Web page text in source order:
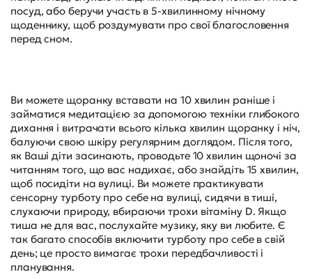
посуд, або беручи участь в 5-хвилинному нічному
щоденнику, щоб роздумувати про свої благословення
перед сном.
Ви можете щоранку вставати на 10 хвилин раніше і
займатися медитацією за допомогою техніки глибокого
дихання і витрачати всього кілька хвилин щоранку і ніч,
балуючи свою шкіру регулярним доглядом. Після того,
як Ваші діти засинають, проводьте 10 хвилин щоночі за
читанням того, що вас надихає, або знайдіть 15 хвилин,
щоб посидіти на вулиці. Ви можете практикувати
сенсорну турботу про себе на вулиці, сидячи в тиші,
слухаючи природу, вбираючи трохи вітаміну D. Якщо
тиша не для вас, послухайте музику, яку ви любите. Є
так багато способів включити турботу про себе в свій
день; це просто вимагає трохи передбачливості і
планування.